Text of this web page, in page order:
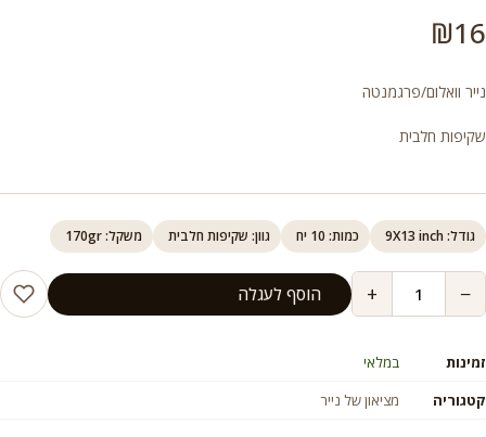
₪16
נייר וואלום/פרגמנטה
שקיפות חלבית
גודל: 9X13 inch כמות: 10 יח גוון: שקיפות חלבית משקל: 170gr
−
+ הוסף לעגלה
זמינות
במלאי
קטגוריה
מציאון של נייר